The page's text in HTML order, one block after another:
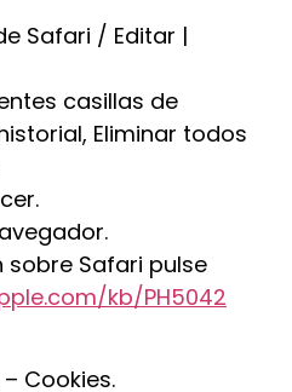
Safari / Editar |
casillas de
Eliminar todos
Safari pulse
kb/PH5042
Cookies.